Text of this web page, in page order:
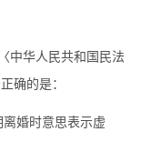
中华人民共和国民法
确的是：
婚时意思表示虚